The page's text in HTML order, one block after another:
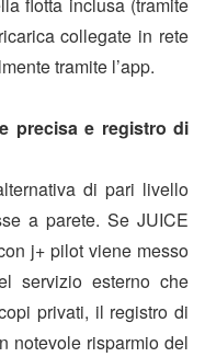
flotta inclusa (tramite
collegate in rete
tramite l’app.
precisa e registro di
di pari livello
a parete. Se JUICE
j+ pilot viene messo
servizio esterno che
privati, il registro di
notevole risparmio del